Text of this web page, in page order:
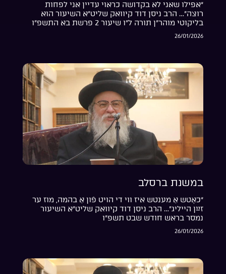
“אפילו שאני לא בקדושה כראוי עדיין אני לפחות
רוצה”… הרב ניסן דוד קיוואק שליט”א השיעור הוא
בליקוטי מוהר”ן תורה ל”ו שיעור 2 פרשת בא התשפ”ו
26/01/2026
במשנת ברסלב
“כאָטש אַ מענטש איז ווי די הויט פֿון אַ בהמה, מוז ער
זײַן הייליג”… הרב ניסן דוד קיוואק שליט”א השיעור
נמסר בראש חודש שבט תשפ”ו
26/01/2026